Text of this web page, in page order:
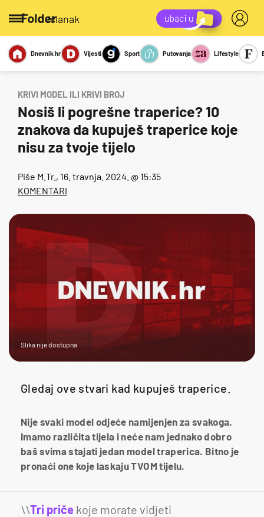
/članak
Miks Kviz
Report
Sexy
Dnevnik.hr Vijesti Sport Putovanja Lifestyle
KRIVI MODEL ILI KRIVI BROJ
Nosiš li pogrešne traperice? 10
znakova da kupuješ traperice koje
nisu za tvoje tijelo
Piše M.Tr. , 16. travnja. 2024. @ 15:35
KOMENTARI
Slika nije dostupna
Gledaj ove stvari kad kupuješ traperice.
Nije svaki model odjeće namijenjen za svakoga.
Imamo različita tijela i neće nam jednako dobro
baš svima stajati jedan model traperica. Bitno je
pronaći one koje laskaju TVOM tijelu.
\\Tri priče koje morate vidjeti